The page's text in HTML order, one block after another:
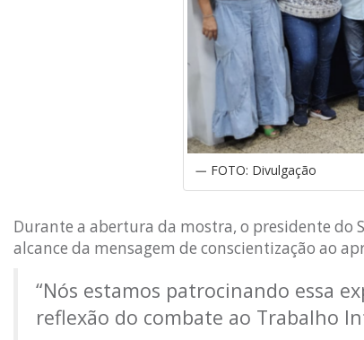
FOTO: Divulgação
Durante a abertura da mostra, o presidente do
alcance da mensagem de conscientização ao
“Nós estamos patrocinando essa
reflexão do combate ao Trabalho